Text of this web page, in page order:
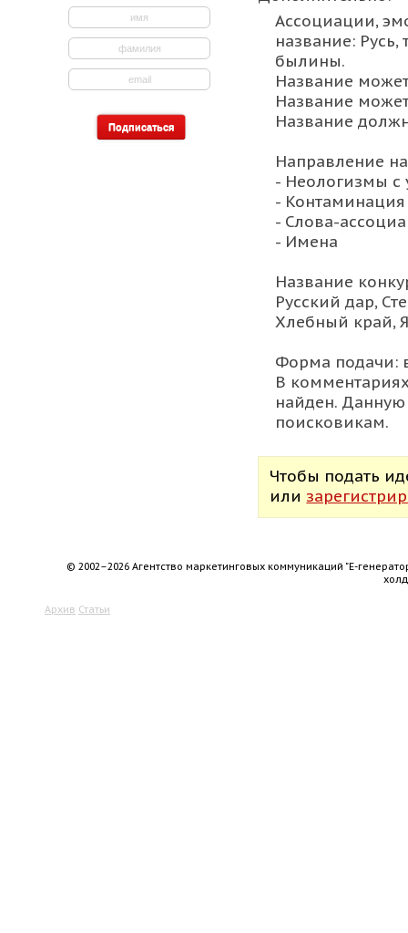
Ассоциации,
название:
былины.
Название
Название
Название
Направление
- Неологизмы
- Контаминация
- Слова-
- Имена
Название
Русский дар,
Хлебный край,
Форма подачи:
В
найден.
поисковикам.
Чтобы подать
или
© 2002–2026 Агентство маркетинговых коммуникаций "Е-
Архив Статьи